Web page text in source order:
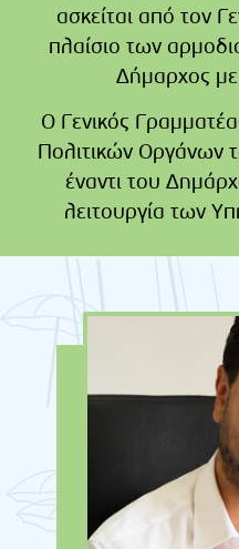
ασκείται από τον
πλαίσιο των
Δήμαρχος
Ο Γενικός
Πολιτικών Οργάνων
έναντι του
λειτουργία των